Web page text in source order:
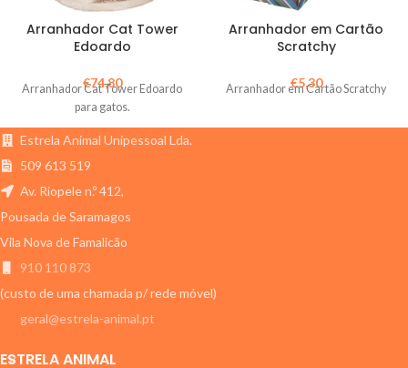
Arranhador Cat Tower
Edoardo
€74,80
Arranhador Cat Tower Edoardo
para gatos.
Arranhador em Cartão
Scratchy
€5,30
Arranhador em Cartão Scratchy
Estrela Animal Unipessoal Lda.
509 613 519
Av. Riopele n.º 412,
Pousada de Saramagos
Vila Nova de Famalicão
910 110 873
(custo de uma chamada p/ rede móvel)
geral@estrela-animal.pt
ESTRELA ANIMAL